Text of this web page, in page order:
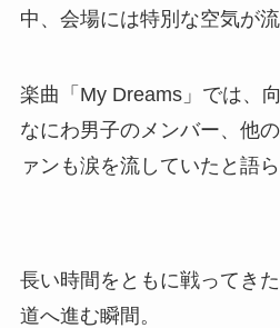
中、会場には特別な空気が流
楽曲「My Dreams」では、
なにわ男子のメンバー、他
ァンも涙を流していたと語ら
長い時間をともに戦ってき
道へ進む瞬間。